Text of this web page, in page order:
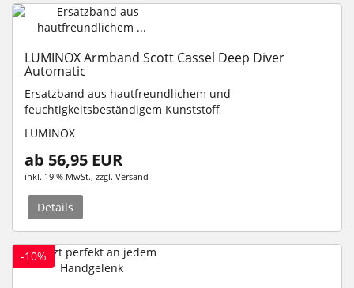
LUMINOX Armband Scott Cassel Deep Diver
Automatic
Ersatzband aus hautfreundlichem und
feuchtigkeitsbeständigem Kunststoff
LUMINOX
ab 56,95 EUR
inkl. 19 % MwSt. , zzgl. Versand
Details
-10%